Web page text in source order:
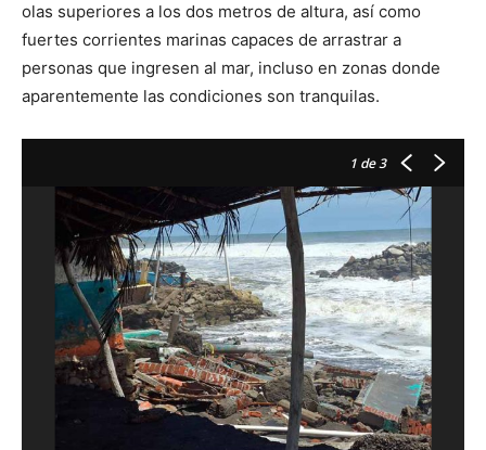
olas superiores a los dos metros de altura, así como
fuertes corrientes marinas capaces de arrastrar a
personas que ingresen al mar, incluso en zonas donde
aparentemente las condiciones son tranquilas.
1 de 3